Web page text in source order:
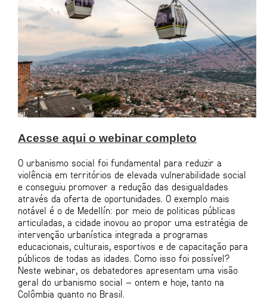
Acesse aqui o webinar completo
O urbanismo social foi fundamental para reduzir a
violência em territórios de elevada vulnerabilidade social
e conseguiu promover a redução das desigualdades
através da oferta de oportunidades. O exemplo mais
notável é o de Medellín: por meio de politicas públicas
articuladas, a cidade inovou ao propor uma estratégia de
intervenção urbanística integrada a programas
educacionais, culturais, esportivos e de capacitação para
públicos de todas as idades. Como isso foi possível?
Neste webinar, os debatedores apresentam uma visão
geral do urbanismo social – ontem e hoje, tanto na
Colômbia quanto no Brasil.